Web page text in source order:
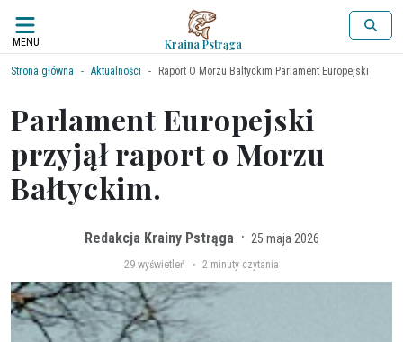
MENU Kraina Pstrąga
Strona główna Aktualności Raport O Morzu Baltyckim Parlament Europejski
Parlament Europejski
przyjął raport o Morzu
Bałtyckim.
Redakcja Krainy Pstrąga · 25 maja 2026
29 wyświetleń · 2 minuty czytania